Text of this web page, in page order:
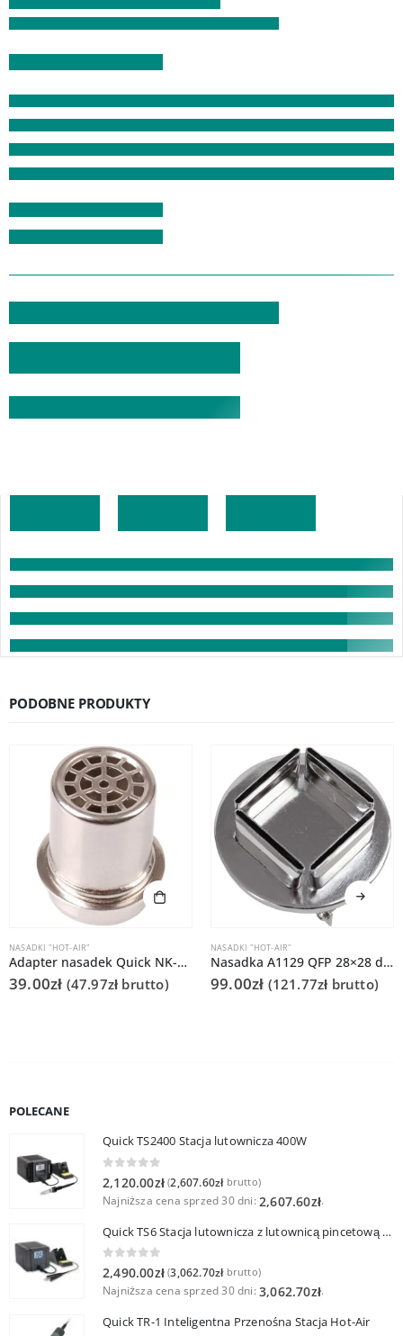
PODOBNE PRODUKTY
NASADKI "HOT-AIR"
Adapter nasadek Quick NK-850 (do Q861DS)
39.00zł (47.97zł brutto)
NASADKI "HOT-AIR"
Nasadka A1129 QFP 28×28 do Quick 861DS/855PG/706
99.00zł (121.77zł brutto)
POLECANE
Quick TS2400 Stacja lutownicza 400W
2,120.00zł (2,607.60złbrutto)
Najniższa cena sprzed 30 dni: 2,607.60zł.
Quick TS6 Stacja lutownicza z lutownicą pincetową 60W
0 out of 5
2,490.00zł (3,062.70złbrutto)
Najniższa cena sprzed 30 dni: 3,062.70zł.
Quick TR-1 Inteligentna Przenośna Stacja Hot-Air